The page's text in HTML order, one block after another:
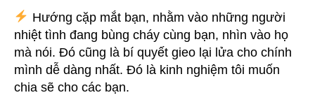
Hướng cặp mắt bạn, nhằm vào những người
nhiệt tình đang bùng cháy cùng bạn, nhìn vào họ
mà nói. Đó cũng là bí quyết gieo lại lửa cho chính
mình dễ dàng nhất. Đó là kinh nghiệm tôi muốn
chia sẽ cho các bạn.